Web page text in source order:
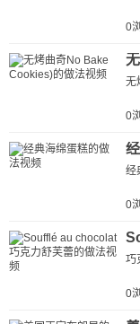
0
无
0
经
0
巧
0